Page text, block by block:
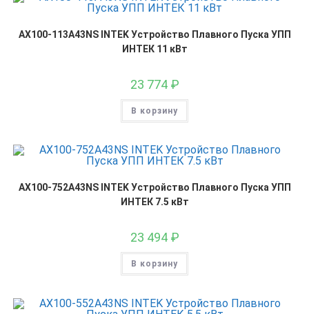
AX100-113A43NS INTEK Устройство Плавного Пуска УПП
ИНТЕК 11 кВт
23 774 ₽
В корзину
AX100-752A43NS INTEK Устройство Плавного Пуска УПП
ИНТЕК 7.5 кВт
23 494 ₽
В корзину